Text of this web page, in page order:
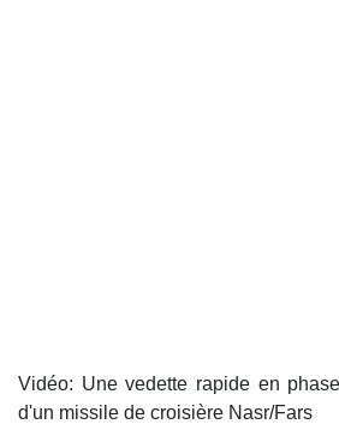
Vidéo: Une vedette rapide en
d'un missile de croisière Nasr/Fars